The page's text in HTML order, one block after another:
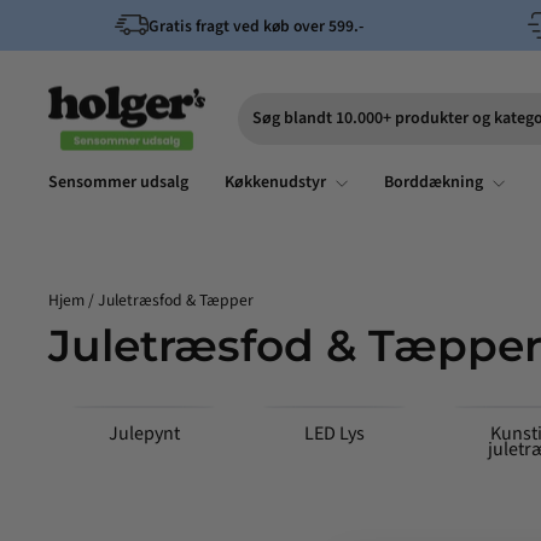
Gratis fragt ved køb over 599.-
Søg blandt 10.000+ produkter og
Søg
Sensommer udsalg
Køkkenudstyr Borddækning
Hjem /Juletræsfod & Tæpper
Juletræsfod & Tæpper
Julepynt LED Lys